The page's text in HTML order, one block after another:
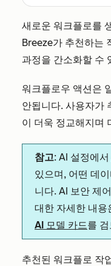
새로운 워크플로를
Breeze가 추천하는
과정을 간소화할 수
워크플로우 액션은
안됩니다. 사용자가
이 더욱 정교해지며
참고: AI 설정에서
있으며, 어떤 데
니다. AI 보안 제
대한 자세한 내용
AI 모델 카드를
추천된 워크플로 작